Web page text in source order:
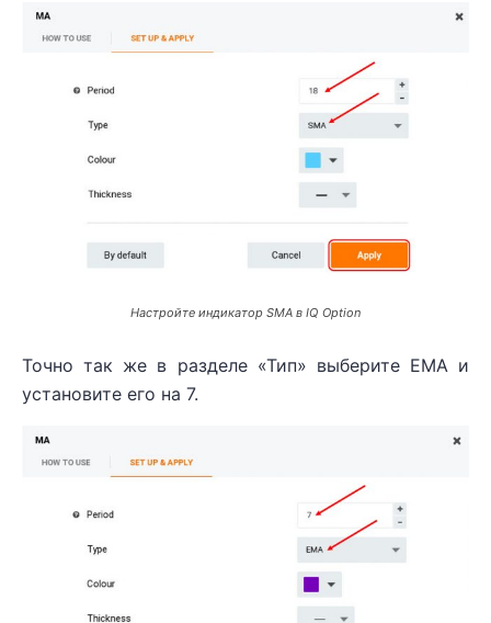
Настройте индикатор SMA в IQ Option
Точно так же в разделе «Тип» выберите EMA и
установите его на 7.